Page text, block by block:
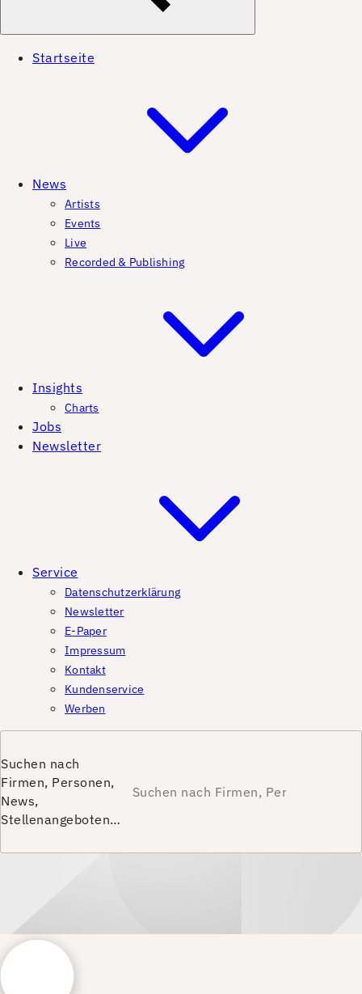
Startseite
News
Artists
Events
Live
Recorded & Publishing
Insights
Charts
Jobs
Newsletter
Service
Datenschutzerklärung
Newsletter
E-Paper
Impressum
Kontakt
Kundenservice
Werben
Suchen nach
Firmen, Personen,
News,
Stellenangeboten…